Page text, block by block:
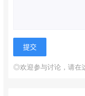
◎欢迎参与讨论，请在